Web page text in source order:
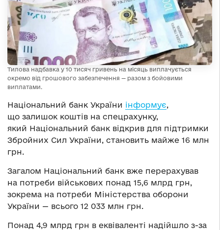
Тилова надбавка у 10 тисяч гривень на місяць виплачується
окремо від грошового забезпечення — разом з бойовими
виплатами.
Національний банк України інформує,
що залишок коштів на спецрахунку,
який Національний банк відкрив для підтримки
Збройних Сил України, становить майже 16 млн
грн.
Загалом Національний банк вже перерахував
на потреби військових понад 15,6 млрд грн,
зокрема на потреби Міністерства оборони
України — всього 12 033 млн грн.
Понад 4,9 млрд грн в еквіваленті надійшло з-за